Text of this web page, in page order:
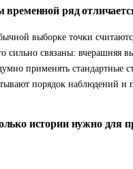
временной ряд
выборке точки
сильно связаны: вчерашняя
применять стандартные
порядок наблюдений и
истории нужно для